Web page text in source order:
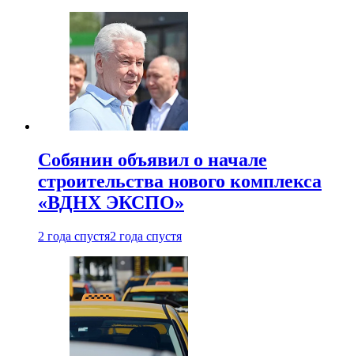
Собянин объявил о начале
строительства нового комплекса
«ВДНХ ЭКСПО»
2 года спустя2 года спустя